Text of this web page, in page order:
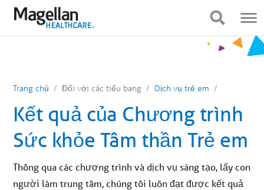
đang
hướng
Trang chủ Đối với các tiểu bang Dịch vụ trẻ em
Kết quả của Chương trình
Sức khỏe Tâm thần Trẻ em
Thông qua các chương trình và dịch vụ sáng tạo, lấy con
người làm trung tâm, chúng tôi luôn đạt được kết quả